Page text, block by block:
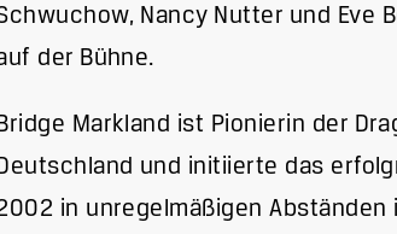
Nancy Nutter und Eve
der Bühne.
Markland ist Pionierin der
und initiierte das
in unregelmäßigen